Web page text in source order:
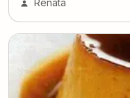
Renata